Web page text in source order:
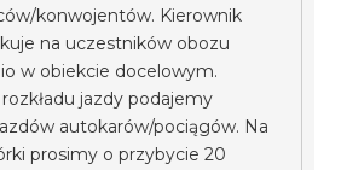
konwojentów. Kierownik
na uczestników obozu
w obiekcie docelowym.
jazdy podajemy
autokarów/pociągów. Na
prosimy o przybycie 20